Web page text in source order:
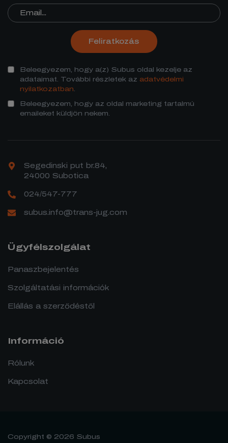
Feliratkozás
Beleegyezem, hogy a(z) Subus oldal kezelje az
adataimat. További részletek az adatvédelmi
nyilatkozatban.
Beleegyezem, hogy az oldal marketing tartalmú
emaileket küldjön nekem.
Segedinski put br.84,
24000 Subotica
024/547-777
subus.info@trans-jug.com
Ügyfélszolgálat
Panaszbejelentés
Szolgáltatási információk
Elállás a szerződéstől
Információ
Rólunk
Kapcsolat
Copyright © 2026 Subus